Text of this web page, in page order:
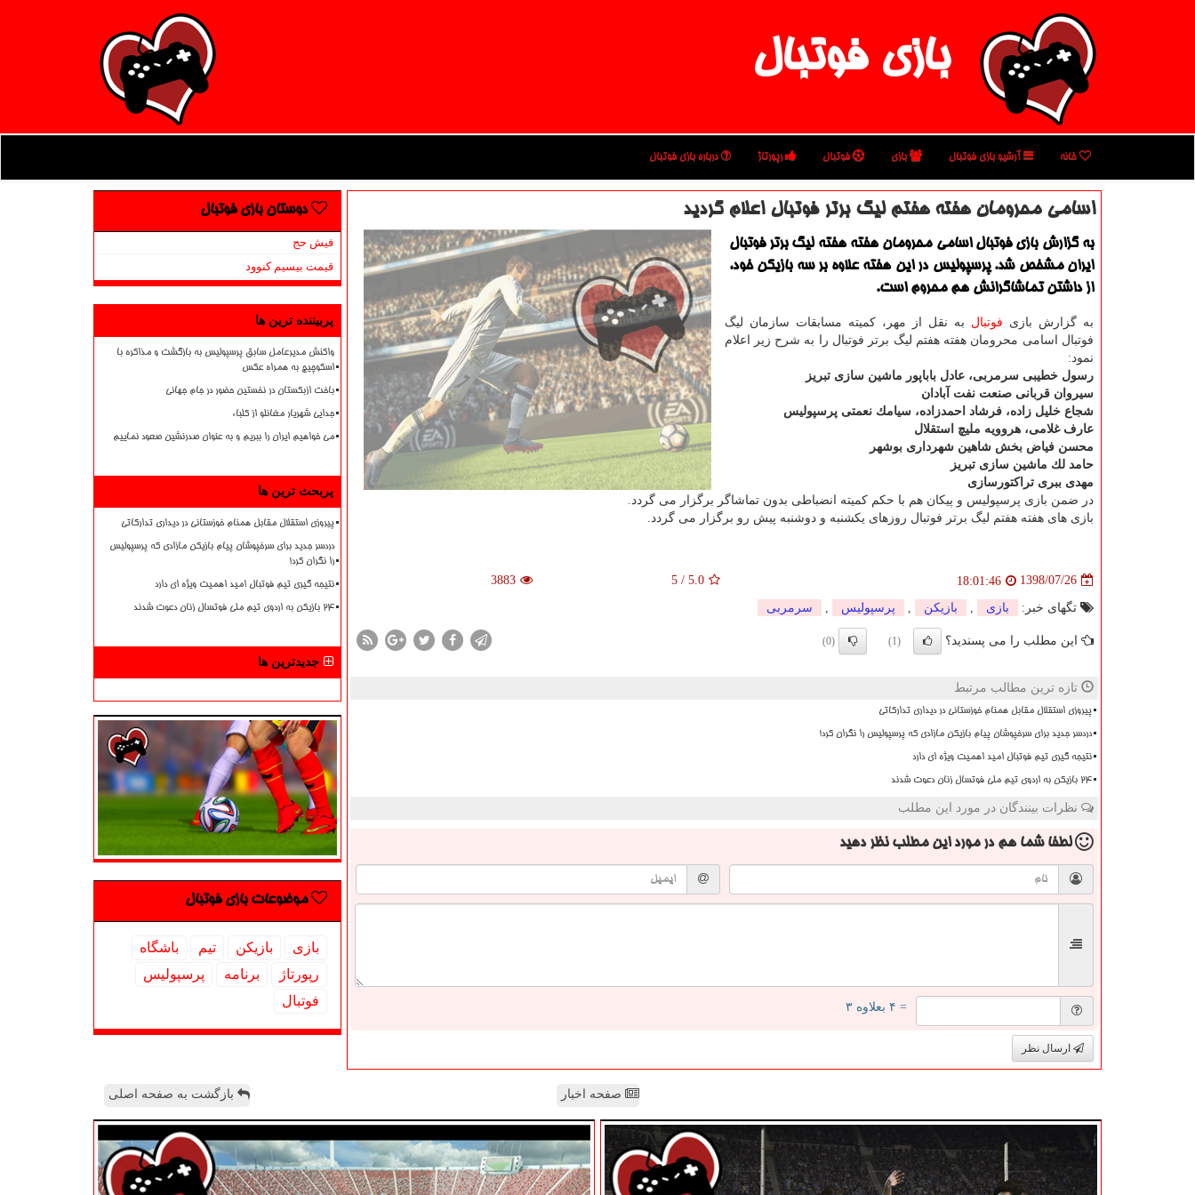
بازی فوتبال
خانه آرشیو بازی فوتبال بازی فوتبال رپورتاژ درباره بازی فوتبال
اسامی محرومان هفته هفتم لیگ برتر فوتبال اعلام گردید
به گزارش بازی فوتبال اسامی محرومان هفته هفته لیگ برتر فوتبال
ایران مشخص شد. پرسپولیس در این هفته علاوه بر سه بازیكن خود،
از داشتن تماشاگرانش هم محروم است.
به گزارش بازی فوتبال به نقل از مهر، كمیته مسابقات سازمان لیگ
فوتبال اسامی محرومان هفته هفتم لیگ برتر فوتبال را به شرح زیر اعلام
نمود:
رسول خطیبی سرمربی، عادل باباپور ماشین سازی تبریز
سیروان قربانی صنعت نفت آبادان
شجاع خلیل زاده، فرشاد احمدزاده، سیامك نعمتی پرسپولیس
عارف غلامی، هروویه ملیچ استقلال
محسن فیاض بخش شاهین شهرداری بوشهر
حامد لك ماشین سازی تبریز
مهدی ببری تراكتورسازی
در ضمن بازی پرسپولیس و پیكان هم با حكم كمیته انضباطی بدون تماشاگر برگزار می گردد.
بازی های هفته هفتم لیگ برتر فوتبال روزهای یكشنبه و دوشنبه پیش رو برگزار می گردد.
1398/07/26
18:01:46
5.0
/
5
3883
تگهای خبر: بازی بازیكن پرسپولیس سرمربی
این مطلب را می پسندید؟ (1)
(0)
تازه ترین مطالب مرتبط
پیروزی استقلال مقابل همنام خوزستانی در دیداری تدارکاتی
دردسر جدید برای سرخپوشان پیام بازیکن مازادی که پرسپولیس را نگران کرد!
نتیجه گیری تیم فوتبال امید اهمیت ویژه ای دارد
۲۴ بازیکن به اردوی تیم ملی فوتسال زنان دعوت شدند
نظرات بینندگان در مورد این مطلب
لطفا شما همدر مورد این مطلب نظر دهید
= ۴ بعلاوه ۳
ارسال نظر
دوستان بازی فوتبال
فیش حج
قیمت بیسیم کنوود
پربیننده ترین ها
واکنش مدیرعامل سابق پرسپولیس به بازگشت و مذاکره با
اسکوچیچ به همراه عکس
باخت ازبکستان در نخستین حضور در جام جهانی
جدایی شهریار مغانلو از کلباء
می خواهیم ایران را ببریم و به عنوان صدرنشین صعود نماییم
پربحث ترین ها
پیروزی استقلال مقابل همنام خوزستانی در دیداری تدارکاتی
دردسر جدید برای سرخپوشان پیام بازیکن مازادی که پرسپولیس
را نگران کرد!
نتیجه گیری تیم فوتبال امید اهمیت ویژه ای دارد
۲۴ بازیکن به اردوی تیم ملی فوتسال زنان دعوت شدند
جدیدترین ها
موضوعات بازی فوتبال
بازی بازیكن تیم
باشگاه
رپورتاژ
برنامه
پرسپولیس
فوتبال
صفحه اخبار بازگشت به صفحه اصلی